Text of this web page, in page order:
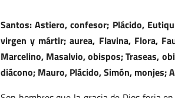
Santos: Astiero, confesor; Plácido,
virgen y mártir; aurea, Flavina, Flora,
Marcelino, Masalvio, obispos; Traseas,
diácono; Mauro, Plácido, Simón, monjes;